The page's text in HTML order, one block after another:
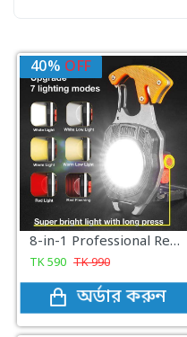
40% OFF
8-in-1 Professional Rechargeable COB Keychain Light with Screwdriver and Cigarette Lighter
TK590 TK990
অর্ডার করুন